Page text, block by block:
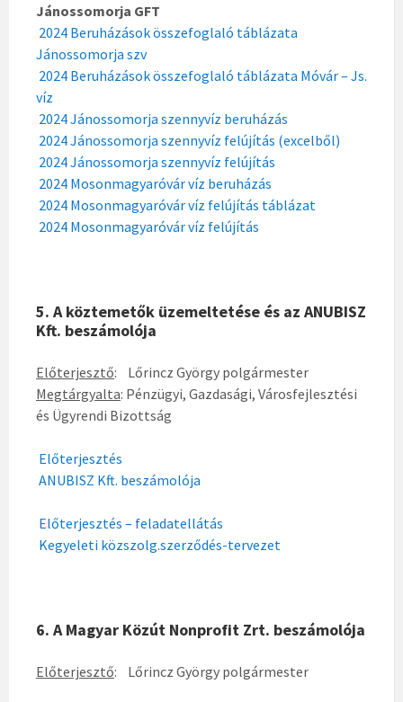
Jánossomorja GFT
2024 Beruházások összefoglaló táblázata
Jánossomorja szv
2024 Beruházások összefoglaló táblázata Móvár – Js.
víz
2024 Jánossomorja szennyvíz beruházás
2024 Jánossomorja szennyvíz felújítás (excelből)
2024 Jánossomorja szennyvíz felújítás
2024 Mosonmagyaróvár víz beruházás
2024 Mosonmagyaróvár víz felújítás táblázat
2024 Mosonmagyaróvár víz felújítás
5. A köztemetők üzemeltetése és az ANUBISZ
Kft. beszámolója
Előterjesztő: Lőrincz György polgármester
Megtárgyalta: Pénzügyi, Gazdasági, Városfejlesztési
és Ügyrendi Bizottság
Előterjesztés
ANUBISZ Kft. beszámolója
Előterjesztés – feladatellátás
Kegyeleti közszolg.szerződés-tervezet
6. A Magyar Közút Nonprofit Zrt. beszámolója
Előterjesztő: Lőrincz György polgármester